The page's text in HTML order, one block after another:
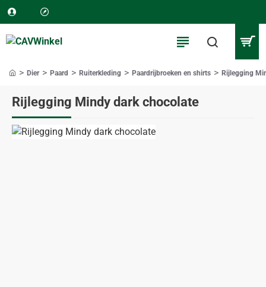
Rijlegging Mindy dark chocolate
Dier Paard Ruiterkleding Paardrijbroeken en shirts Rijlegging